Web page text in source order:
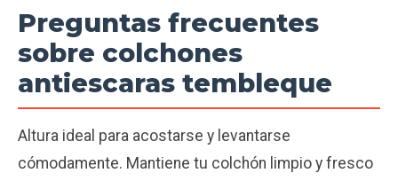
Preguntas frecuentes
sobre colchones
antiescaras tembleque
Altura ideal para acostarse y levantarse
cómodamente. Mantiene tu colchón limpio y fresco